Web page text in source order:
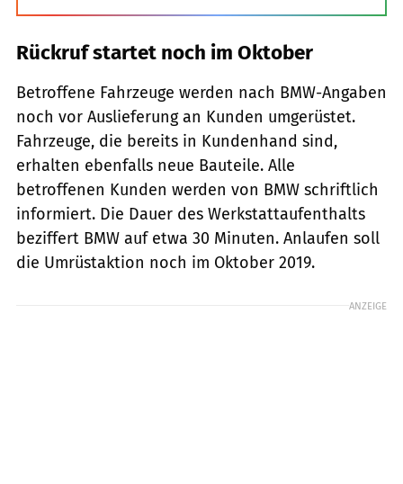
Rückruf startet noch im Oktober
Betroffene Fahrzeuge werden nach BMW-Angaben
noch vor Auslieferung an Kunden umgerüstet.
Fahrzeuge, die bereits in Kundenhand sind,
erhalten ebenfalls neue Bauteile. Alle
betroffenen Kunden werden von BMW schriftlich
informiert. Die Dauer des Werkstattaufenthalts
beziffert BMW auf etwa 30 Minuten. Anlaufen soll
die Umrüstaktion noch im Oktober 2019.
ANZEIGE